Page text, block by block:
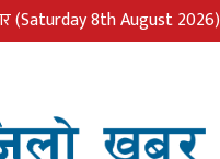
(Saturday 8th August 2026)